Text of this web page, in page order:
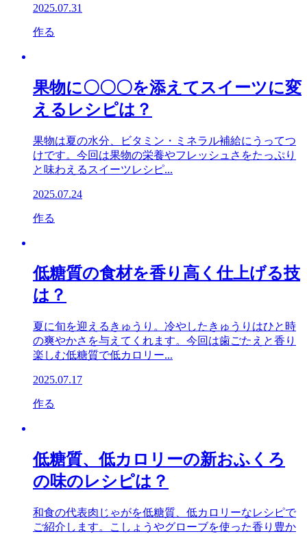
2025.07.31
作る
果物に〇〇〇を添えてスイーツに変
えるレシピは？
果物は夏の水分、ビタミン・ミネラル補給にうってつ
けです。今回は果物の栄養やフレッシュさをたっぷり
と味わえるスイーツレシピ...
2025.07.24
作る
低糖質の食材を香り高く仕上げる技
は？
夏に旬を迎えるきゅうり。冷やしたきゅうりはひと時
の爽やかさを与えてくれます。今回は歯ごたえと香り
楽しむ低糖質で低カロリー...
2025.07.17
作る
低糖質、低カロリーの新おふくろ
の味のレシピは？
和食の代表肉じゃがを低糖質、低カロリーなレシピで
ご紹介します。こしょうやグローブを使った香り豊か